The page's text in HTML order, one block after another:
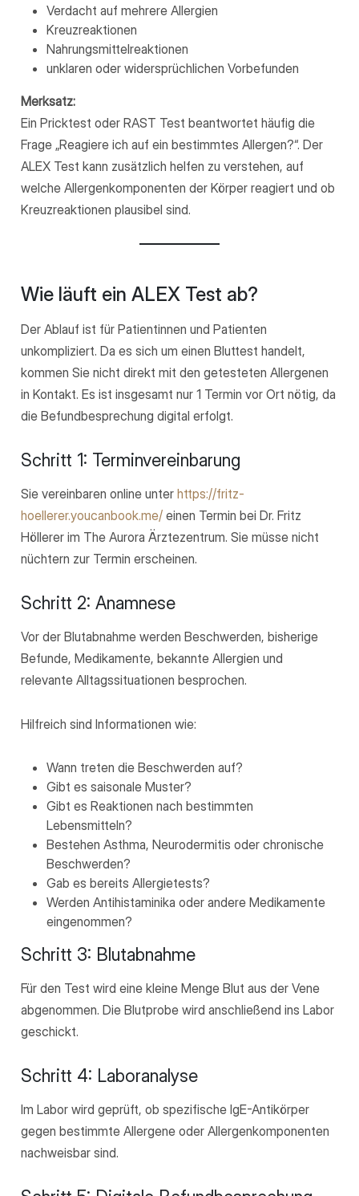
Verdacht auf mehrere Allergien
Kreuzreaktionen
Nahrungsmittelreaktionen
unklaren oder widersprüchlichen Vorbefunden
Merksatz:
Ein Pricktest oder RAST Test beantwortet häufig die
Frage „Reagiere ich auf ein bestimmtes Allergen?“. Der
ALEX Test kann zusätzlich helfen zu verstehen, auf
welche Allergenkomponenten der Körper reagiert und ob
Kreuzreaktionen plausibel sind.
Wie läuft ein ALEX Test ab?
Der Ablauf ist für Patientinnen und Patienten
unkompliziert. Da es sich um einen Bluttest handelt,
kommen Sie nicht direkt mit den getesteten Allergenen
in Kontakt. Es ist insgesamt nur 1 Termin vor Ort nötig, da
die Befundbesprechung digital erfolgt.
Schritt 1: Terminvereinbarung
Sie vereinbaren online unterhttps://fritz-
hoellerer.youcanbook.me/ einen Termin bei Dr. Fritz
Höllerer im The Aurora Ärztezentrum. Sie müsse nicht
nüchtern zur Termin erscheinen.
Schritt 2: Anamnese
Vor der Blutabnahme werden Beschwerden, bisherige
Befunde, Medikamente, bekannte Allergien und
relevante Alltagssituationen besprochen.
Hilfreich sind Informationen wie:
Wann treten die Beschwerden auf?
Gibt es saisonale Muster?
Gibt es Reaktionen nach bestimmten
Lebensmitteln?
Bestehen Asthma, Neurodermitis oder chronische
Beschwerden?
Gab es bereits Allergietests?
Werden Antihistaminika oder andere Medikamente
eingenommen?
Schritt 3: Blutabnahme
Für den Test wird eine kleine Menge Blut aus der Vene
abgenommen. Die Blutprobe wird anschließend ins Labor
geschickt.
Schritt 4: Laboranalyse
Im Labor wird geprüft, ob spezifische IgE-Antikörper
gegen bestimmte Allergene oder Allergenkomponenten
nachweisbar sind.